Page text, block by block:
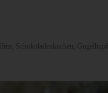
Schokoladenkuchen,